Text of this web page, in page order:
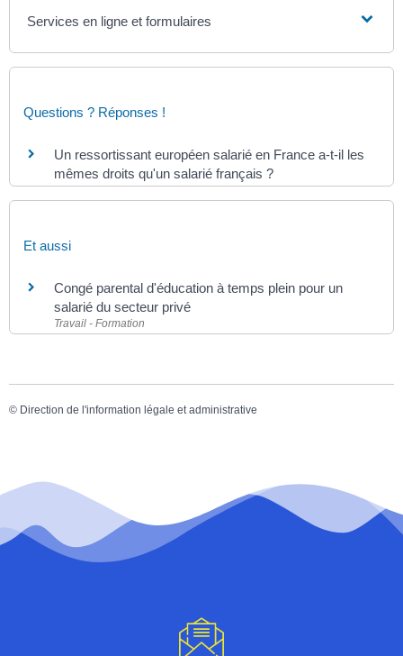
Services en ligne et formulaires
Questions ? Réponses !
Un ressortissant européen salarié en France a-t-il les
mêmes droits qu'un salarié français ?
Et aussi
Congé parental d'éducation à temps plein pour un
salarié du secteur privé
Travail - Formation
© Direction de l'information légale et administrative